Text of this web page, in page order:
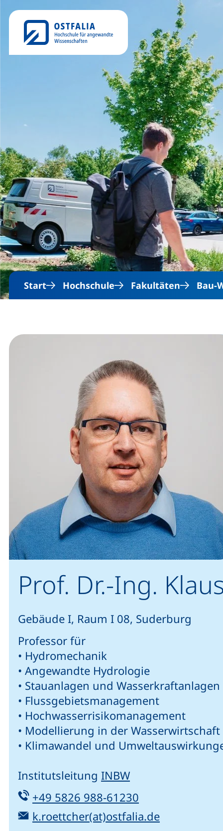
Start
Hochschule Fakultäten Bau-
Prof. Dr.-Ing.
Gebäude I, Raum I 08, Suderburg
Professor für
• Hydromechanik
• Angewandte Hydrologie
• Stauanlagen und Wasserkraftanlagen
• Flussgebietsmanagement
• Hochwasserrisikomanagement
• Modellierung in der Wasserwirtschaft
• Klimawandel und
Institutsleitung INBW
Tel:
+49 5826 988-61230
E-Mail:
k.roettcher(at)ostfalia.de(öffnet Ihr